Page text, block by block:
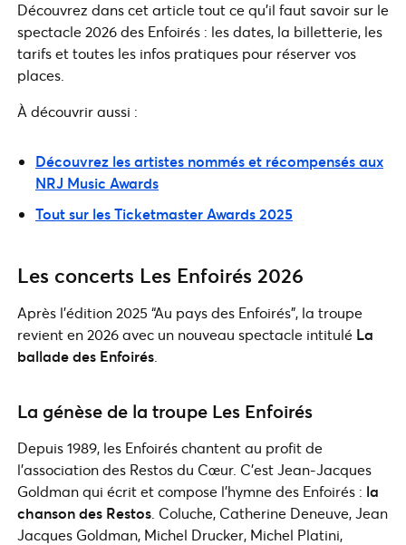
Découvrez dans cet article tout ce qu’il faut savoir sur le
spectacle 2026 des Enfoirés : les dates, la billetterie, les
tarifs et toutes les infos pratiques pour réserver vos
places.
À découvrir aussi :
Découvrez les artistes nommés et récompensés aux
NRJ Music Awards
Tout sur les Ticketmaster Awards 2025
Les concerts Les Enfoirés 2026
Après l’édition 2025 “Au pays des Enfoirés”, la troupe
revient en 2026 avec un nouveau spectacle intitulé La
ballade des Enfoirés
La génèse de la troupe Les Enfoirés
Depuis 1989, les Enfoirés chantent au profit de
l’association des Restos du Cœur. C’est Jean-Jacques
Goldman qui écrit et compose l’hymne des Enfoirés : la
chanson des Restos . Coluche, Catherine Deneuve, Jean
Jacques Goldman, Michel Drucker, Michel Platini,